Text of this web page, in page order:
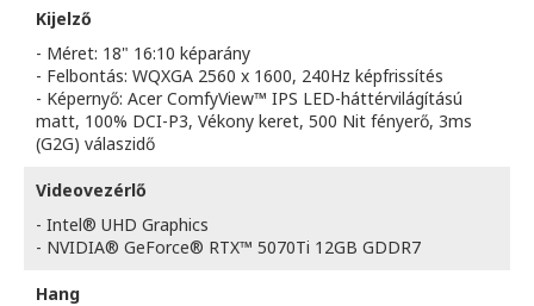
Kijelző
- Méret: 18" 16:10 képarány
- Felbontás: WQXGA 2560 x 1600, 240Hz képfrissítés
- Képernyő: Acer ComfyView™ IPS LED-háttérvilágítású
matt, 100% DCI-P3, Vékony keret, 500 Nit fényerő, 3ms
(G2G) válaszidő
Videovezérlő
- Intel® UHD Graphics
- NVIDIA® GeForce® RTX™ 5070Ti 12GB GDDR7
Hang